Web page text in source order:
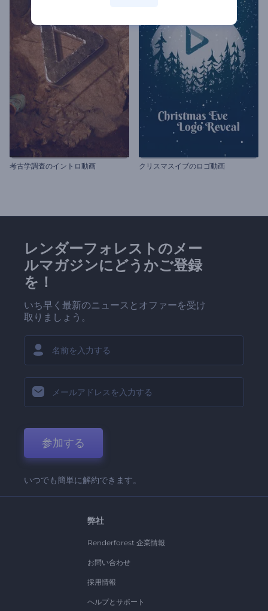
考古学調査のイントロ動画 クリスマスイブのロゴ動画
レンダーフォレストのメー
ルマガジンにどうかご登録
を！
いち早く最新のニュースとオファーを受け
取りましょう。
参加する
いつでも簡単に解約できます。
弊社
Renderforest 企業情報
お問い合わせ
採用情報
ヘルプとサポート